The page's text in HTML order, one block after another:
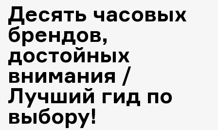
Десять часовых
брендов,
достойных
внимания /
Лучший гид по
выбору!